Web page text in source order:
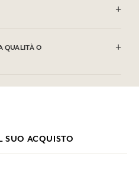
Argania Spinosa Kernel Oil*,
Leaf Extract, Helianthus Annuus
QUALITÀ O
le caratteristiche ambientali
SUO ACQUISTO